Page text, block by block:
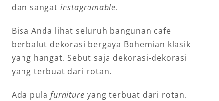
dan sangat instagramable.
Bisa Anda lihat seluruh bangunan cafe
berbalut dekorasi bergaya Bohemian klasik
yang hangat. Sebut saja dekorasi-dekorasi
yang terbuat dari rotan.
Ada pula furniture yang terbuat dari rotan.